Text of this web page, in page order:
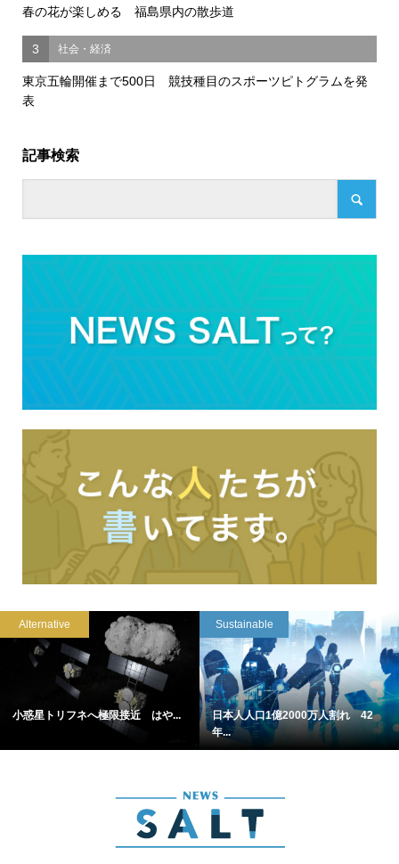
春の花が楽しめる 福島県内の散歩道
3 社会・経済
東京五輪開催まで500日 競技種目のスポーツピトグラムを発
表
記事検索
Alternative
小惑星トリフネへ極限接近 はや...
Sustainable
日本人人口1億2000万人割れ 42
年...